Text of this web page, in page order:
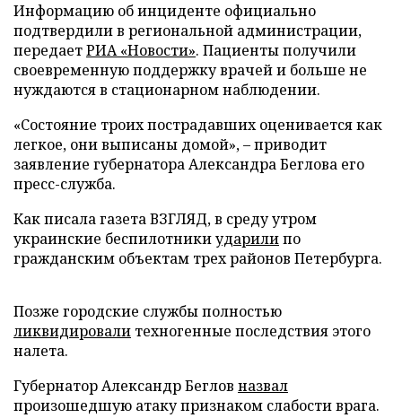
Информацию об инциденте официально
подтвердили в региональной администрации,
передаетРИА «Новости». Пациенты получили
своевременную поддержку врачей и больше не
нуждаются в стационарном наблюдении.
«Состояние троих пострадавших оценивается как
легкое, они выписаны домой», – приводит
заявление губернатора Александра Беглова его
пресс-служба.
Как писала газета ВЗГЛЯД, в среду утром
украинские беспилотникиударилипо
гражданским объектам трех районов Петербурга.
Позже городские службы полностью
ликвидировали техногенные последствия этого
налета.
Губернатор Александр Беглов назвал
произошедшую атаку признаком слабости врага.